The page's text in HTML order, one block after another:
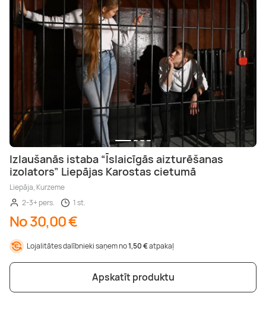
Izlaušanās istaba “Īslaicīgās aizturēšanas
izolators” Liepājas Karostas cietumā
Liepāja, Kurzeme
2-3+ pers.
1 st.
No 30,00 €
Lojalitātes dalībnieki saņem no1,50 €atpakaļ
Apskatīt produktu